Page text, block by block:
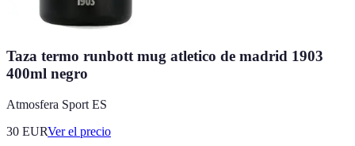
Taza termo runbott mug atletico de madrid 1903
400ml negro
Atmosfera Sport ES
30 EURVer el precio